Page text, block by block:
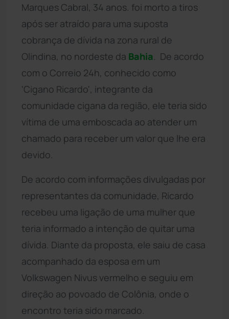
Marques Cabral, 34 anos. foi morto a tiros
após ser atraído para uma suposta
cobrança de dívida na zona rural de
Olindina, no nordeste da Bahia . De acordo
com o Correio 24h, conhecido como
'Cigano Ricardo', integrante da
comunidade cigana da região, ele teria sido
vítima de uma emboscada ao atender um
chamado para receber um valor que lhe era
devido.
De acordo com informações divulgadas por
representantes da comunidade, Ricardo
recebeu uma ligação de uma mulher que
teria informado a intenção de quitar uma
dívida. Diante da proposta, ele saiu de casa
acompanhado da esposa em um
Volkswagen Nivus vermelho e seguiu em
direção ao povoado de Colônia, onde o
encontro teria sido marcado.